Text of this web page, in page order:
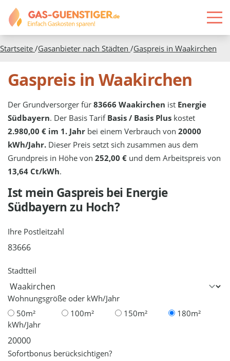
Startseite /Gasanbieter nach Städten /Gaspreis in Waakirchen
Gaspreis in Waakirchen
Der Grundversorger für83666 Waakirchen ist Energie
Südbayern. Der Basis Tarif Basis / Basis Plus kostet
2.980,00 € im 1. Jahr bei einem Verbrauch von20000
kWh/Jahr. Dieser Preis setzt sich zusammen aus dem
Grundpreis in Höhe von252,00 € und dem Arbeitspreis von
13,64 Ct/kWh.
Ist mein Gaspreis bei Energie
Südbayernzu Hoch?
Ihre Postleitzahl
Stadtteil
Wohnungsgröße oder kWh/Jahr
50m²
100m² 150m²
180m²
kWh/Jahr
Sofortbonus berücksichtigen?